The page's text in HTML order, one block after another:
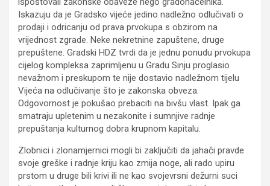
Iskazuju da je Gradsko vijeće jedino nadležno odlučivati o
prodaji i odricanju od prava prvokupa s obzirom na
vrijednost zgrade. Neke nekretnine zapuštene, druge
prepuštene. Gradski HDZ tvrdi da je jednu ponudu prvokupa
cijelog kompleksa zaprimljenu u Gradu Sinju proglasio
nevažnom i preskupom te nije dostavio nadležnom tijelu
Vijeća na odlučivanje što je zakonska obveza.
Odgovornost je pokušao prebaciti na bivšu vlast. Ipak ga
smatraju upletenim u nezakonite i sumnjive radnje
prepuštanja kulturnog dobra krupnom kapitalu.
Zlobnici i zlonamjernici mogli bi zaključiti da jahači pravde
svoje greške i radnje kriju kao zmija noge, ali rado upiru
prstom u druge bili krivi ili ne kao svojevrsni dežurni suci